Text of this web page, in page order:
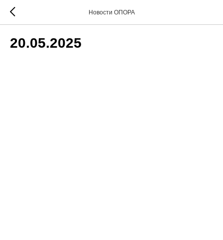
Новости ОПОРА
20.05.2025